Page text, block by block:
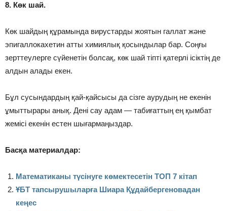
8. Көк шай.
Көк шайдың құрамында вирустарды жоятын галлат және
эпигаллокахетин атты химиялық қосындылар бар. Соңғы
зерттеулерге сүйенетін болсақ, көк шай тіпті қатерлі ісіктің де
алдын алады екен.
Бұл сусындардың қай-қайсысы да сізге аурудың не екенін
ұмыттырары анық. Дені сау адам — табиғаттың ең қымбат
жемісі екенін естен шығармаңыздар.
Басқа материалдар:
Математиканы түсінуге көмектесетін ТОП 7 кітап
ҰБТ тапсырушыларға Шиара Құдайбергеновадан
кеңес